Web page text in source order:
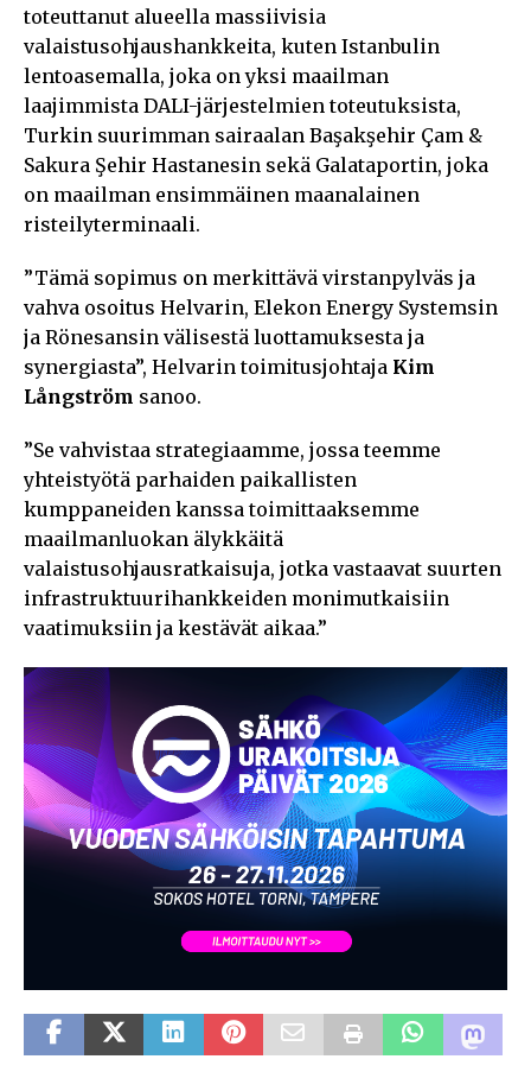
toteuttanut alueella massiivisia
valaistusohjaushankkeita, kuten Istanbulin
lentoasemalla, joka on yksi maailman
laajimmista DALI-järjestelmien toteutuksista,
Turkin suurimman sairaalan Başakşehir Çam &
Sakura Şehir Hastanesin sekä Galataportin, joka
on maailman ensimmäinen maanalainen
risteilyterminaali.
”Tämä sopimus on merkittävä virstanpylväs ja
vahva osoitus Helvarin, Elekon Energy Systemsin
ja Rönesansin välisestä luottamuksesta ja
synergiasta”, Helvarin toimitusjohtaja Kim
Långström sanoo.
”Se vahvistaa strategiaamme, jossa teemme
yhteistyötä parhaiden paikallisten
kumppaneiden kanssa toimittaaksemme
maailmanluokan älykkäitä
valaistusohjausratkaisuja, jotka vastaavat suurten
infrastruktuurihankkeiden monimutkaisiin
vaatimuksiin ja kestävät aikaa.”